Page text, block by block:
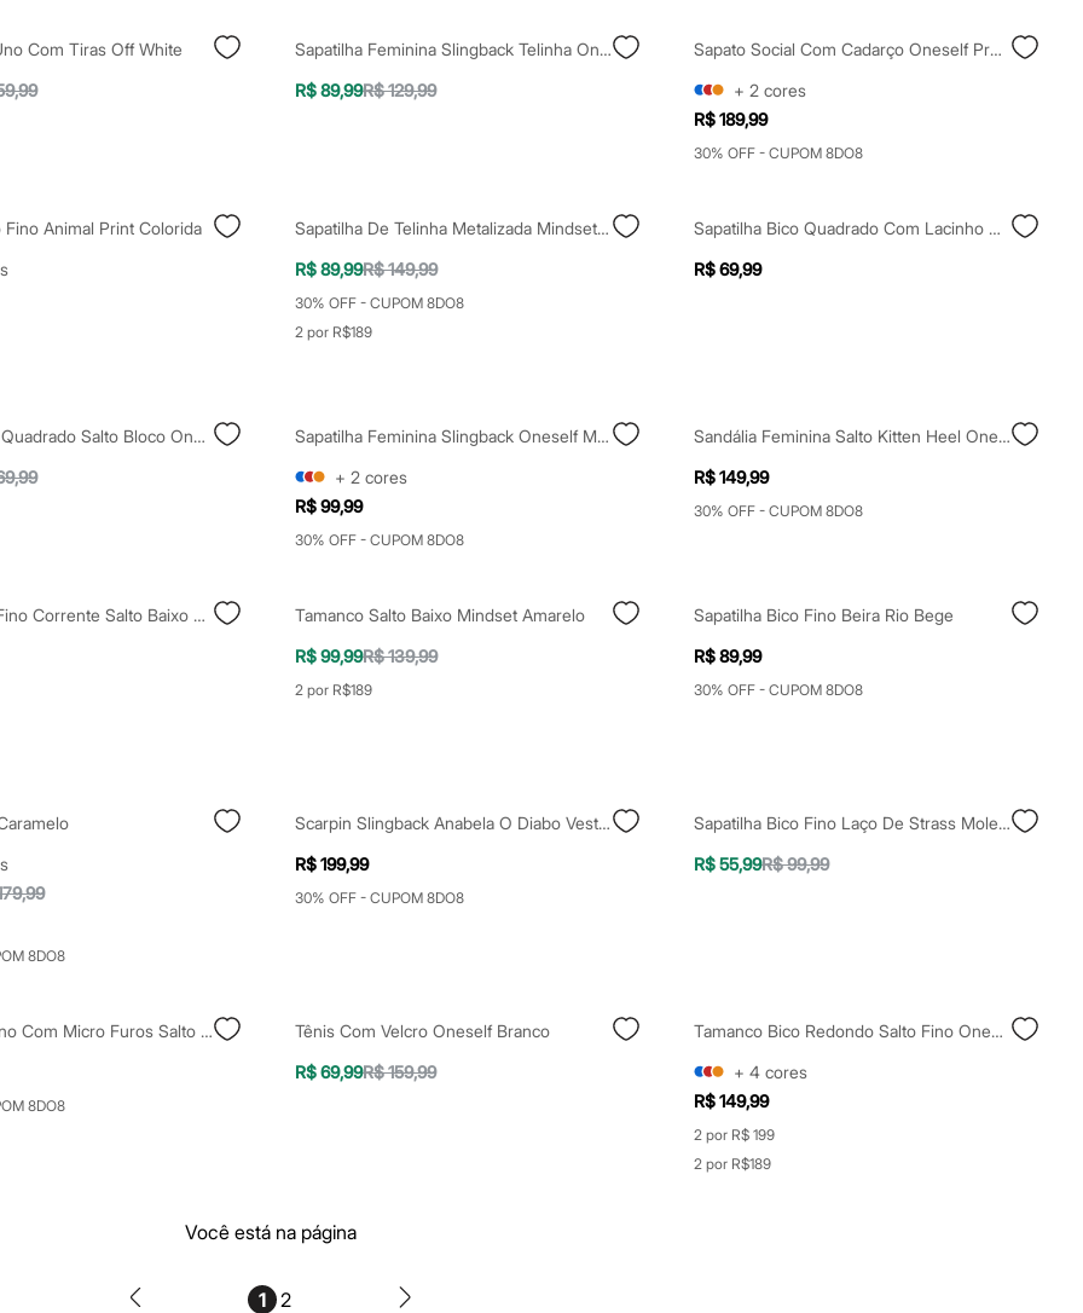
Com Tiras Off White
Sapatilha Feminina Slingback Telinha Oneself Preta
R$ 89,99R$ 129,99
Sapato Social Com Cadarço Oneself Preto
+ 2 cores
R$ 189,99
30% OFF - CUPOM 8DO8
Fino Animal Print Colorida
Sapatilha De Telinha Metalizada Mindset Prateada
R$ 89,99R$ 149,99
30% OFF - CUPOM 8DO8
2 por R$189
Sapatilha Bico Quadrado Com Lacinho Moleca Preta
R$ 69,99
Sandália Bico Quadrado Salto Bloco Oneself Preto
Sapatilha Feminina Slingback Oneself Marrom
+ 2 cores
R$ 99,99
30% OFF - CUPOM 8DO8
Sandália Feminina Salto Kitten Heel Oneself Dourada
R$ 149,99
30% OFF - CUPOM 8DO8
Scarpin Bico Fino Corrente Salto Baixo Oneself Preto
Tamanco Salto Baixo Mindset Amarelo
R$ 99,99R$ 139,99
2 por R$189
Sapatilha Bico Fino Beira Rio Bege
R$ 89,99
30% OFF - CUPOM 8DO8
8DO8
Scarpin Slingback Anabela O Diabo Veste Prada Preto
R$ 199,99
30% OFF - CUPOM 8DO8
Sapatilha Bico Fino Laço De Strass Moleca Pink
R$ 55,99R$ 99,99
Scarpin Vizzano Com Micro Furos Salto Médio Fino Marrom
8DO8
Tênis Com Velcro Oneself Branco
R$ 69,99R$ 159,99
Tamanco Bico Redondo Salto Fino Oneself Texturizado Bege
+ 4 cores
R$ 149,99
2 por R$ 199
2 por R$189
Você está na página
1 2